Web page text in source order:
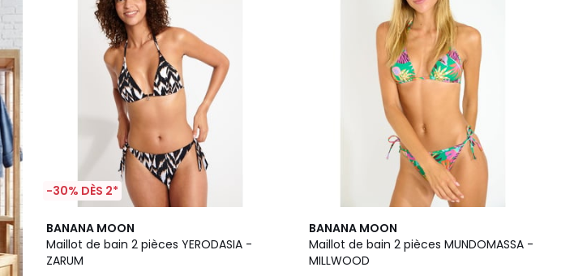
-30% DÈS 2*
BANANA MOON
Maillot de bain 2 pièces YERODASIA -
ZARUM
BANANA MOON
Maillot de bain 2 pièces MUNDOMASSA -
MILLWOOD